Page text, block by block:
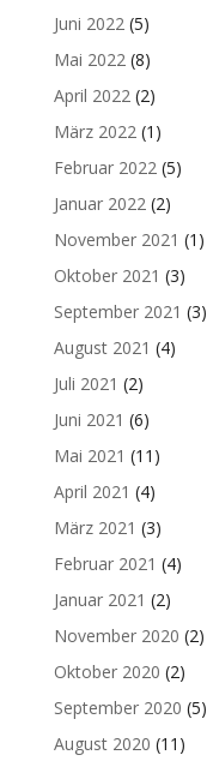
Juni 2022(5)
Mai 2022(8)
April 2022(2)
März 2022(1)
Februar 2022(5)
Januar 2022(2)
November 2021 (1)
Oktober 2021 (3)
September 2021 (3)
August 2021 (4)
Juli 2021 (2)
Juni 2021 (6)
Mai 2021 (11)
April 2021 (4)
März 2021 (3)
Februar 2021 (4)
Januar 2021 (2)
November 2020 (2)
Oktober 2020 (2)
September 2020 (5)
August 2020 (11)